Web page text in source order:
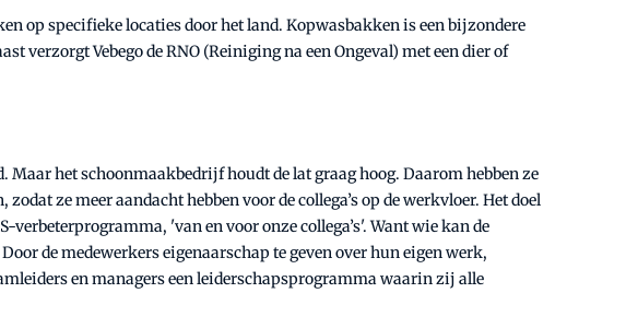
op specifieke locaties door het land. Kopwasbakken is een bijzondere
verzorgt Vebego de RNO (Reiniging na een Ongeval) met een dier of
Maar het schoonmaakbedrijf houdt de lat graag hoog. Daarom hebben ze
ze meer aandacht hebben voor de collega’s op de werkvloer. Het doel
verbeterprogramma, 'van en voor onze collega’s'. Want wie kan de
de medewerkers eigenaarschap te geven over hun eigen werk,
en managers een leiderschapsprogramma waarin zij alle